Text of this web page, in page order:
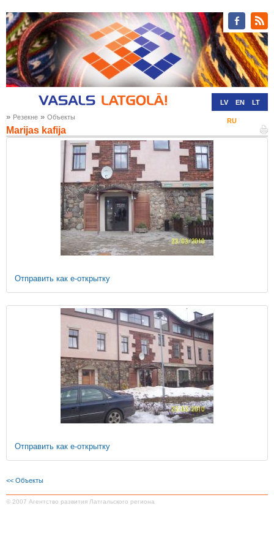
LV EN LT
RU
» Резекне » Oбъекты
Marijas kafija
Отправить как е-открытку
Отправить как е-открытку
<< Oбъекты
© 2007 Агентство развития Латгальского региона